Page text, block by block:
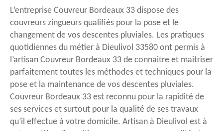
L’entreprise Couvreur Bordeaux 33 dispose des
couvreurs zingueurs qualifiés pour la pose et le
changement de vos descentes pluviales. Les pratiques
quotidiennes du métier à Dieulivol 33580 ont permis à
l’artisan Couvreur Bordeaux 33 de connaitre et maitriser
parfaitement toutes les méthodes et techniques pour la
pose et la maintenance de vos descentes pluviales.
Couvreur Bordeaux 33 est reconnu pour la rapidité de
ses services et surtout pour la qualité de ses travaux
qu’il effectue à votre domicile. Artisan à Dieulivol est à